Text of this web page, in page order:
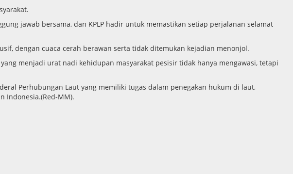
jawab bersama, dan KPLP hadir untuk memastikan setiap perjalanan selamat
dengan cuaca cerah berawan serta tidak ditemukan kejadian menonjol.
menjadi urat nadi kehidupan masyarakat pesisir tidak hanya mengawasi, tetapi
Perhubungan Laut yang memiliki tugas dalam penegakan hukum di laut,
Indonesia.(Red-MM).